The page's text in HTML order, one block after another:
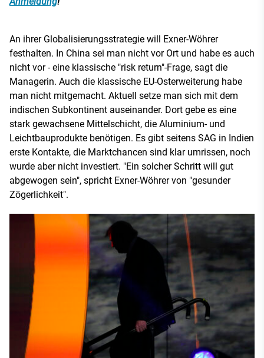
An ihrer Globalisierungsstrategie will Exner-Wöhrer
festhalten. In China sei man nicht vor Ort und habe es auch
nicht vor - eine klassische "risk return"-Frage, sagt die
Managerin. Auch die klassische EU-Osterweiterung habe
man nicht mitgemacht. Aktuell setze man sich mit dem
indischen Subkontinent auseinander. Dort gebe es eine
stark gewachsene Mittelschicht, die Aluminium- und
Leichtbauprodukte benötigen. Es gibt seitens SAG in Indien
erste Kontakte, die Marktchancen sind klar umrissen, noch
wurde aber nicht investiert. "Ein solcher Schritt will gut
abgewogen sein", spricht Exner-Wöhrer von "gesunder
Zögerlichkeit".